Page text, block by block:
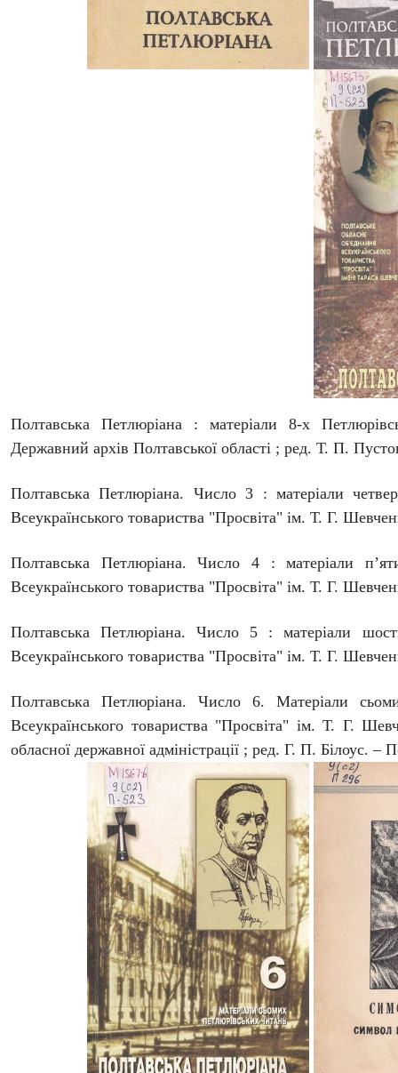
Полтавська Петлюріана : матеріали 8-х
Державний архів Полтавської області ; ред. Т. П.
Полтавська Петлюріана. Число 3 : матеріали
Всеукраїнського товариства "Просвіта" ім. Т. Г.
Полтавська Петлюріана. Число 4 : матеріали
Всеукраїнського товариства "Просвіта" ім. Т. Г.
Полтавська Петлюріана. Число 5 : матеріали
Всеукраїнського товариства "Просвіта" ім. Т. Г.
Полтавська Петлюріана. Число 6. Матеріали
Всеукраїнського товариства "Просвіта" ім. Т. Г.
обласної державної адміністрації ; ред. Г. П. Білоус. –